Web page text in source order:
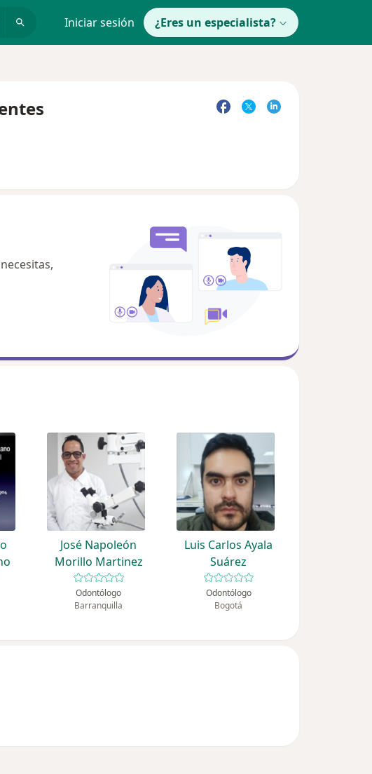
Iniciar sesión ¿Eres un especialista?
José Napoleón
Morillo Martinez
Odontólogo
Barranquilla
Luis Carlos Ayala
Suárez
Odontólogo
Bogotá